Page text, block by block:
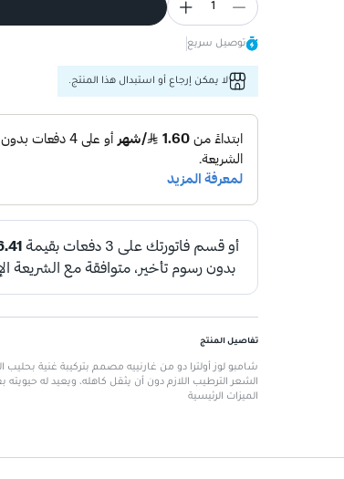
1
توصيل سريع
لا يمكن إرجاع أو استبدال هذا المنتج.
تفاصيل المنتج
شامبو لوز أولترا دو من غارنييه مصمم بتركيبة غنية
الشعر الترطيب اللازم دون أن يثقل كاهله، ويعيد له
الميزات الرئيسية
مناسب لجميع أنواع الشعر:يضمن العناية بالشعر